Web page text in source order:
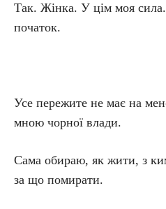
Так. Жінка. У цім моя сила.
початок.
Усе пережите не має на
мною чорної влади.
Сама обираю, як жити, з
за що помирати.